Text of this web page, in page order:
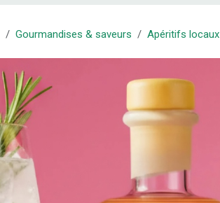
Gourmandises & saveurs Apéritifs locaux